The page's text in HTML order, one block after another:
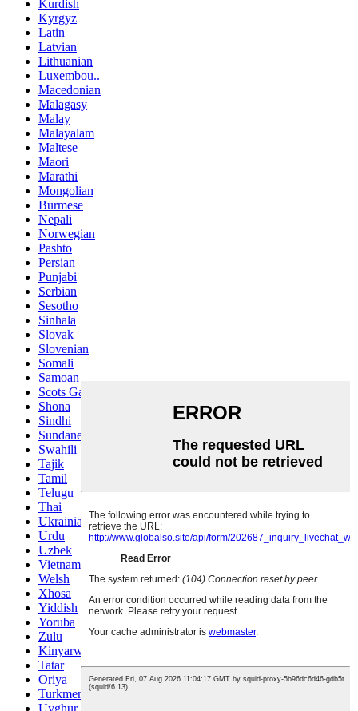
Kurdish
Kyrgyz
Latin
Latvian
Lithuanian
Luxembou..
Macedonian
Malagasy
Malay
Malayalam
Maltese
Maori
Marathi
Mongolian
Burmese
Nepali
Norwegian
Pashto
Persian
Punjabi
Serbian
Sesotho
Sinhala
Slovak
Slovenian
Somali
Samoan
Scots Gaelic
Shona
Sindhi
Sundanese
Swahili
Tajik
Tamil
Telugu
Thai
Ukrainian
Urdu
Uzbek
Vietnamese
Welsh
Xhosa
Yiddish
Yoruba
Zulu
Kinyarwanda
Tatar
Oriya
Turkmen